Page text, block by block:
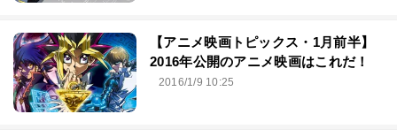
【アニメ映画トピックス・1月前半】
2016年公開のアニメ映画はこれだ！
2016/1/9 10:25